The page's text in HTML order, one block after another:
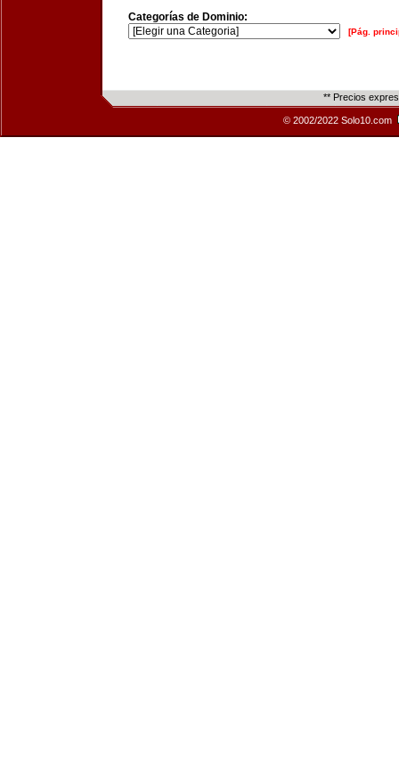
Categorías de Dominio:
[Pág.
** Precios
© 2002/2022 Solo10.com